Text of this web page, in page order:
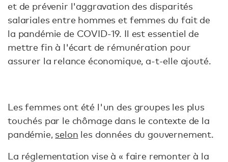
et de prévenir l'aggravation des disparités
salariales entre hommes et femmes du fait de
la pandémie de COVID-19. Il est essentiel de
mettre fin à l'écart de rémunération pour
assurer la relance économique, a-t-elle ajouté.
Les femmes ont été l'un des groupes les plus
touchés par le chômage dans le contexte de la
pandémie, selon les données du gouvernement.
La réglementation vise à « faire remonter à la